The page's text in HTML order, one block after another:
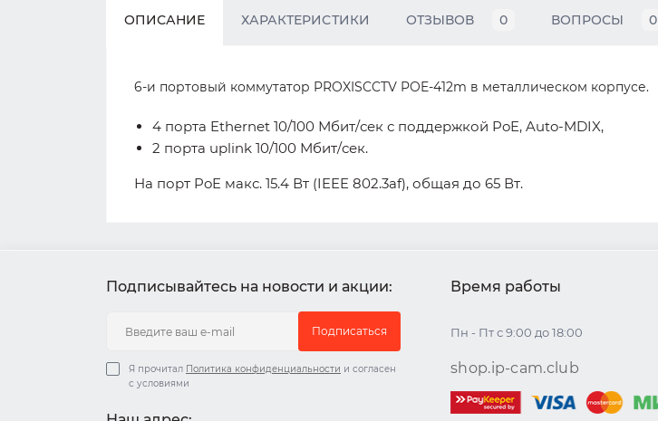
ОПИСАНИЕ ХАРАКТЕРИСТИКИ ОТЗЫВОВ 0 ВОПРОСЫ 0
6-и портовый коммутатор PROXISCCTV POE-412m в металлическом корпусе.
4 порта Ethernet 10/100 Мбит/сек с поддержкой PoE, Auto-MDIX,
2 порта uplink 10/100 Мбит/сек.
На порт PoE макс. 15.4 Вт (IEEE 802.3af), общая до 65 Вт.
Подписывайтесь на новости и акции:
Подписаться
Я прочитал Политика конфиденциальности и согласен
с условиями
Время работы
Пн - Пт с 9:00 до 18:00
shop.ip-cam.club